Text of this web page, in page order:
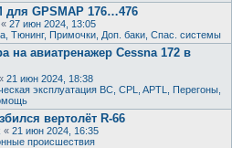
для GPSMAP 176…476
« 27 июн 2024, 13:05
Тюнинг, Примочки, Доп. баки, Спас. системы
на авиатренажер Cessna 172 в
21 июн 2024, 18:38
эксплуатация ВС, CPL, APTL, Перегоны,
вертолёт R-66
« 21 июн 2024, 16:35
происшествия